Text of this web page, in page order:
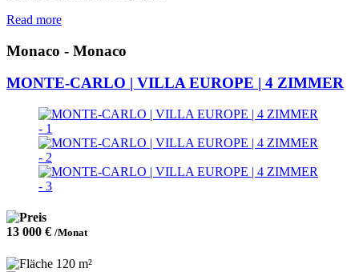
Read more
Monaco - Monaco
MONTE-CARLO | VILLA EUROPE | 4 ZIMMER
13 000 € /Monat
120 m²